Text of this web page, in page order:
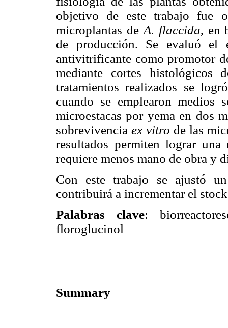
objetivo de este trabajo fue
microplantas de A. flaccida, en
de producción. Se evaluó
antivitrificante como promotor
mediante cortes histológicos
tratamientos realizados se
cuando se emplearon medios
microestacas por yema en dos
sobrevivencia ex vitro de las
resultados permiten lograr
requiere menos mano de obra y
Con este trabajo se ajustó
contribuirá a incrementar el
Palabras clave:
floroglucinol
Summary